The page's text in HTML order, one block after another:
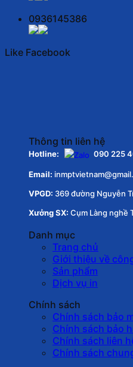
0936145386
Like Facebook
Thông tin liên hệ
Hotline: 090 225
Email:
VPGD: 369 đường Nguyễn
Xưởng SX: Cụm Làng nghề
Danh mục
Trang chủ
Giới thiệu về
Sản phẩm
Dịch vụ in
Chính sách
Chính sách bảo
Chính sách bảo
Chính sách liên
Chính sách